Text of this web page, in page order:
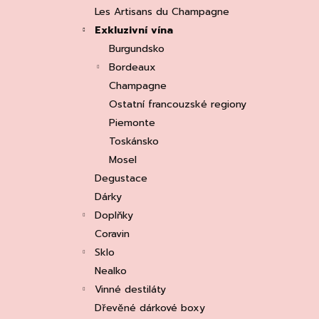
Les Artisans du Champagne
Exkluzivní vína
Burgundsko
Bordeaux
Champagne
Ostatní francouzské regiony
Piemonte
Toskánsko
Mosel
Degustace
Dárky
Doplňky
Coravin
Sklo
Nealko
Vinné destiláty
Dřevěné dárkové boxy
ASOLO PROSECCO SUPERIORE DOCG
BRUT, MARTIGNAGO
253 Kč
Původně: 335 Kč